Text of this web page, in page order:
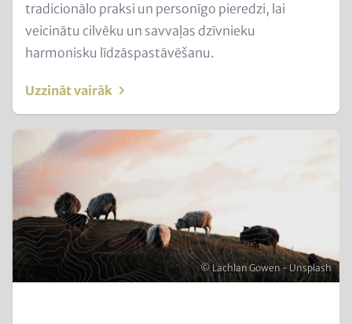
for
Teaser
and
tradicionālo praksi un personīgo pieredzi, lai
veicinātu cilvēku un savvaļas dzīvnieku
harmonisku līdzāspastāvēšanu.
Uzzināt vairāk
Image
(Teaser
Autortiesības
© Lachlan Gowen - Unsplash